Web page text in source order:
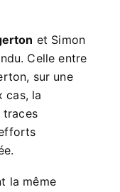
et Simon
Celle entre
sur une
cas, la
traces
la même